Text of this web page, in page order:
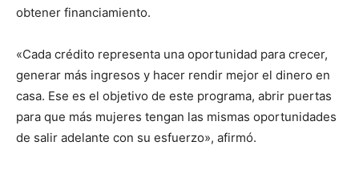
obtener financiamiento.
«Cada crédito representa una oportunidad para crecer,
generar más ingresos y hacer rendir mejor el dinero en
casa. Ese es el objetivo de este programa, abrir puertas
para que más mujeres tengan las mismas oportunidades
de salir adelante con su esfuerzo», afirmó.